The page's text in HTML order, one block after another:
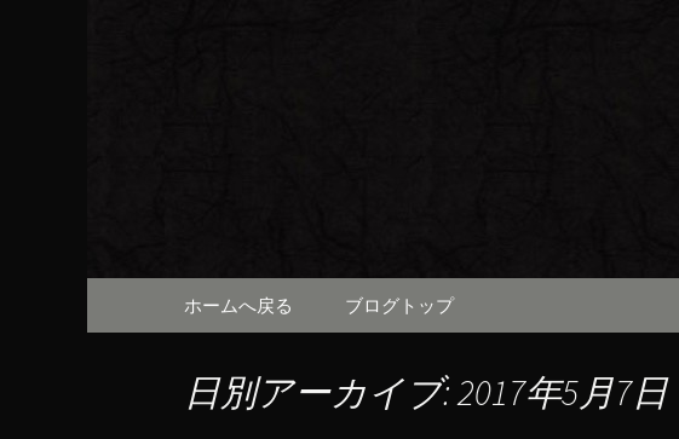
京都・先斗町
（ろびん）」
京都・先斗町の京町家で美味しい
知らせや、お料理について最新情報
コンテンツへ移動
ホームへ戻る ブログトップ
日別アーカイブ: 2017年5月7日